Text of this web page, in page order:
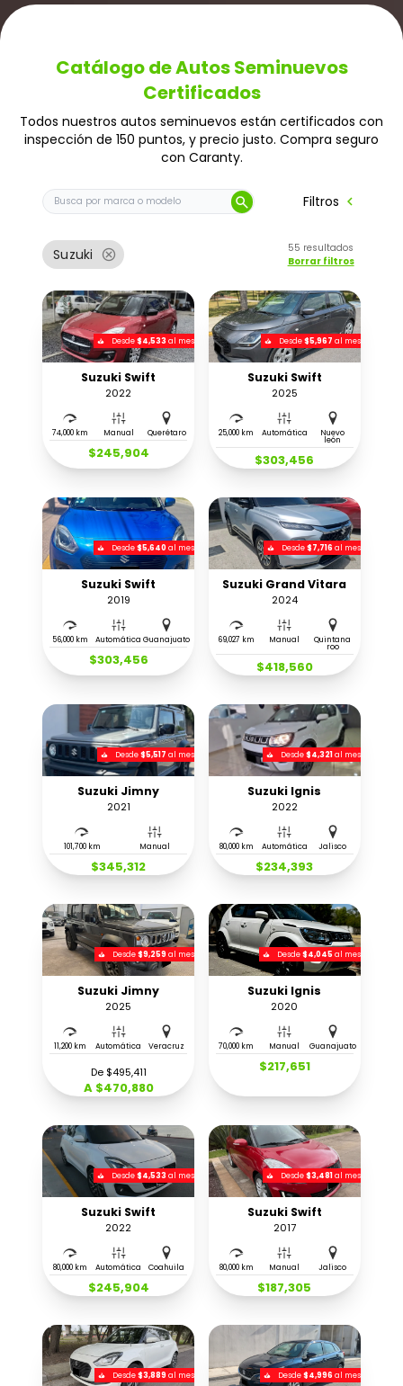
Catálogo de Autos Seminuevos
Certificados
Todos nuestros autos seminuevos están certificados con
inspección de 150 puntos, y precio justo. Compra seguro
con Caranty.
Buscar auto por marca o modelo
search Filtros chevron_left
Suzuki cancel 55 resultados
Borrar filtros
Desde$4,533 al mes
Suzuki Swift
2022
74,000 km Manual Querétaro
$245,904
Desde$5,967 al mes
Suzuki Swift
2025
25,000 km Automática Nuevo
león
$303,456
Desde$5,640al mes
Suzuki Swift
2019
56,000 km Automática Guanajuato
$303,456
Desde$7,716 al mes
Suzuki Grand Vitara
2024
69,027 km Manual Quintana
roo
$418,560
Desde$5,517 al mes
Suzuki Jimny
2021
101,700 km Manual
$345,312
Desde$4,321al mes
Suzuki Ignis
2022
80,000 km Automática Jalisco
$234,393
Desde$9,259al mes
Suzuki Jimny
2025
11,200 km Automática Veracruz
De $495,411
A $470,880
Desde$4,045 al mes
Suzuki Ignis
2020
70,000 km Manual Guanajuato
$217,651
Desde$4,533 al mes
Suzuki Swift
2022
80,000 km Automática Coahuila
$245,904
Desde$3,481al mes
Suzuki Swift
2017
80,000 km Manual Jalisco
$187,305
Desde$3,889al mes Desde$4,996 al mes